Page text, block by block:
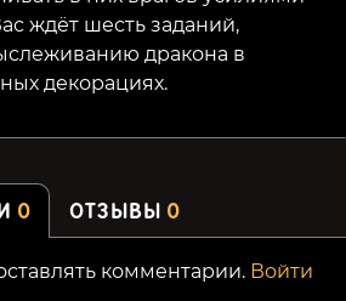
ждёт шесть заданий,
дракона в
декорациях.
0 ОТЗЫВЫ 0
комментарии. Войти